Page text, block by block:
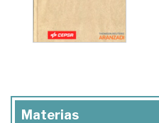
Materias